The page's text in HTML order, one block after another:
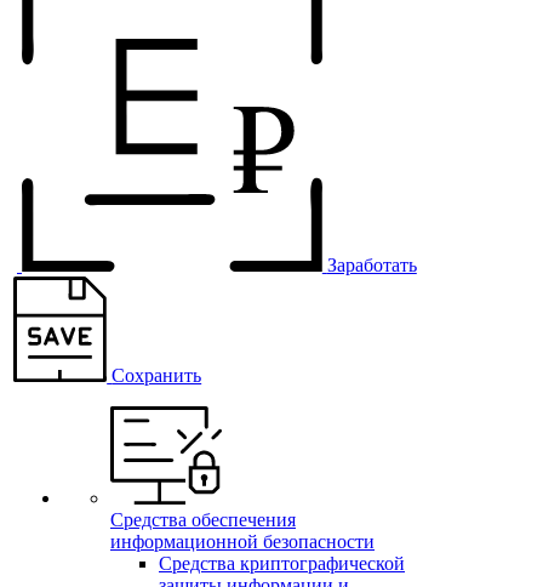
Заработать
Сохранить
Средства обеспечения
информационной безопасности
Средства криптографической